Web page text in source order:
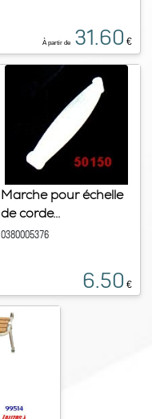
À partir de 31.60 €
Marche pour échelle
de corde...
0380005376
6.50 €